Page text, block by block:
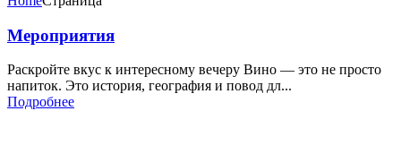
Мероприятия
Раскройте вкус к интересному вечеру Вино — это не просто
напиток. Это история, география и повод дл...
Подробнее